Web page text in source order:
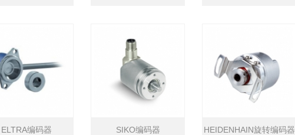
ELTRA编码器 SIKO编码器 HEIDENHAIN旋转编码器